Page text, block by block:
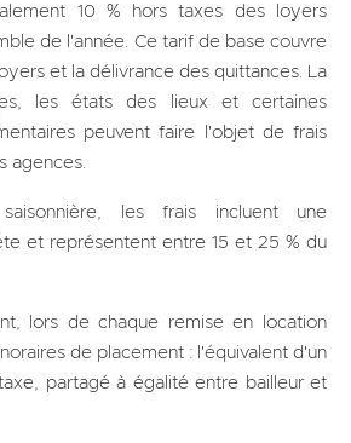
10 % hors taxes des loyers
de l'année. Ce tarif de base couvre
et la délivrance des quittances. La
les états des lieux et certaines
peuvent faire l'objet de frais
agences.
les frais incluent une
et représentent entre 15 et 25 % du
lors de chaque remise en location
de placement : l'équivalent d'un
partagé à égalité entre bailleur et